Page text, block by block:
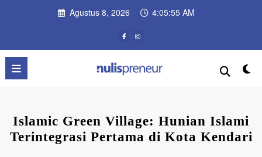
Agustus 8, 2026 4:05:55 AM
Islamic Green Village: Hunian Islami
Terintegrasi Pertama di Kota Kendari